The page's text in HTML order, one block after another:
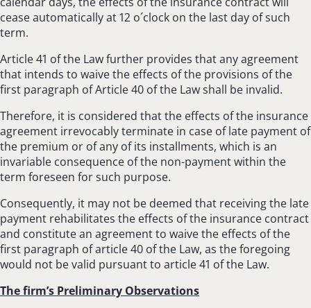
cease automatically at 12 o´clock on the last day of such
term.
Article 41 of the Law further provides that any agreement
that intends to waive the effects of the provisions of the
first paragraph of Article 40 of the Law shall be invalid.
Therefore, it is considered that the effects of the insurance
agreement irrevocably terminate in case of late payment of
the premium or of any of its installments, which is an
invariable consequence of the non-payment within the
term foreseen for such purpose.
Consequently, it may not be deemed that receiving the late
payment rehabilitates the effects of the insurance contract
and constitute an agreement to waive the effects of the
first paragraph of article 40 of the Law, as the foregoing
would not be valid pursuant to article 41 of the Law.
The firm’s Preliminary Observations